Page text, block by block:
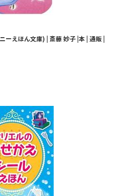
ーえほん文庫) | 斎藤 妙子 |本 | 通販 |